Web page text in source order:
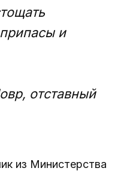
и
отставный
из Министерства